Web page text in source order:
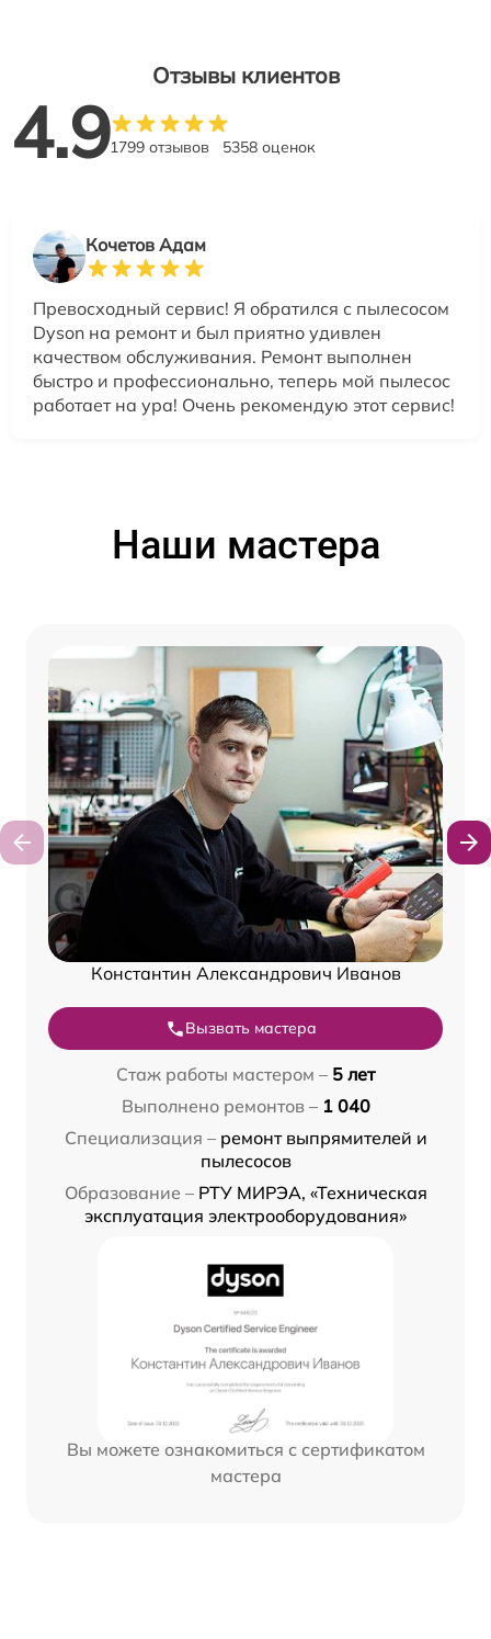
Отзывы клиентов
4.91799 отзывов 5358 оценок
Кочетов Адам
Превосходный сервис! Я обратился с пылесосом
Dyson на ремонт и был приятно удивлен
качеством обслуживания. Ремонт выполнен
быстро и профессионально, теперь мой пылесос
работает на ура! Очень рекомендую этот сервис!
Наши мастера
Константин Александрович Иванов
Вызвать мастера
Стаж работы мастером – 5 лет
Выполнено ремонтов – 1 040
Специализация – ремонт выпрямителей и
пылесосов
Образование – РТУ МИРЭА, «Техническая
эксплуатация электрооборудования»
Вы можете ознакомиться с сертификатом
мастера